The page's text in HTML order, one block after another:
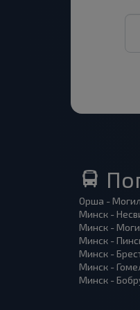
Орша -
Минск -
Минск -
Минск -
Минск -
Минск -
Минск -